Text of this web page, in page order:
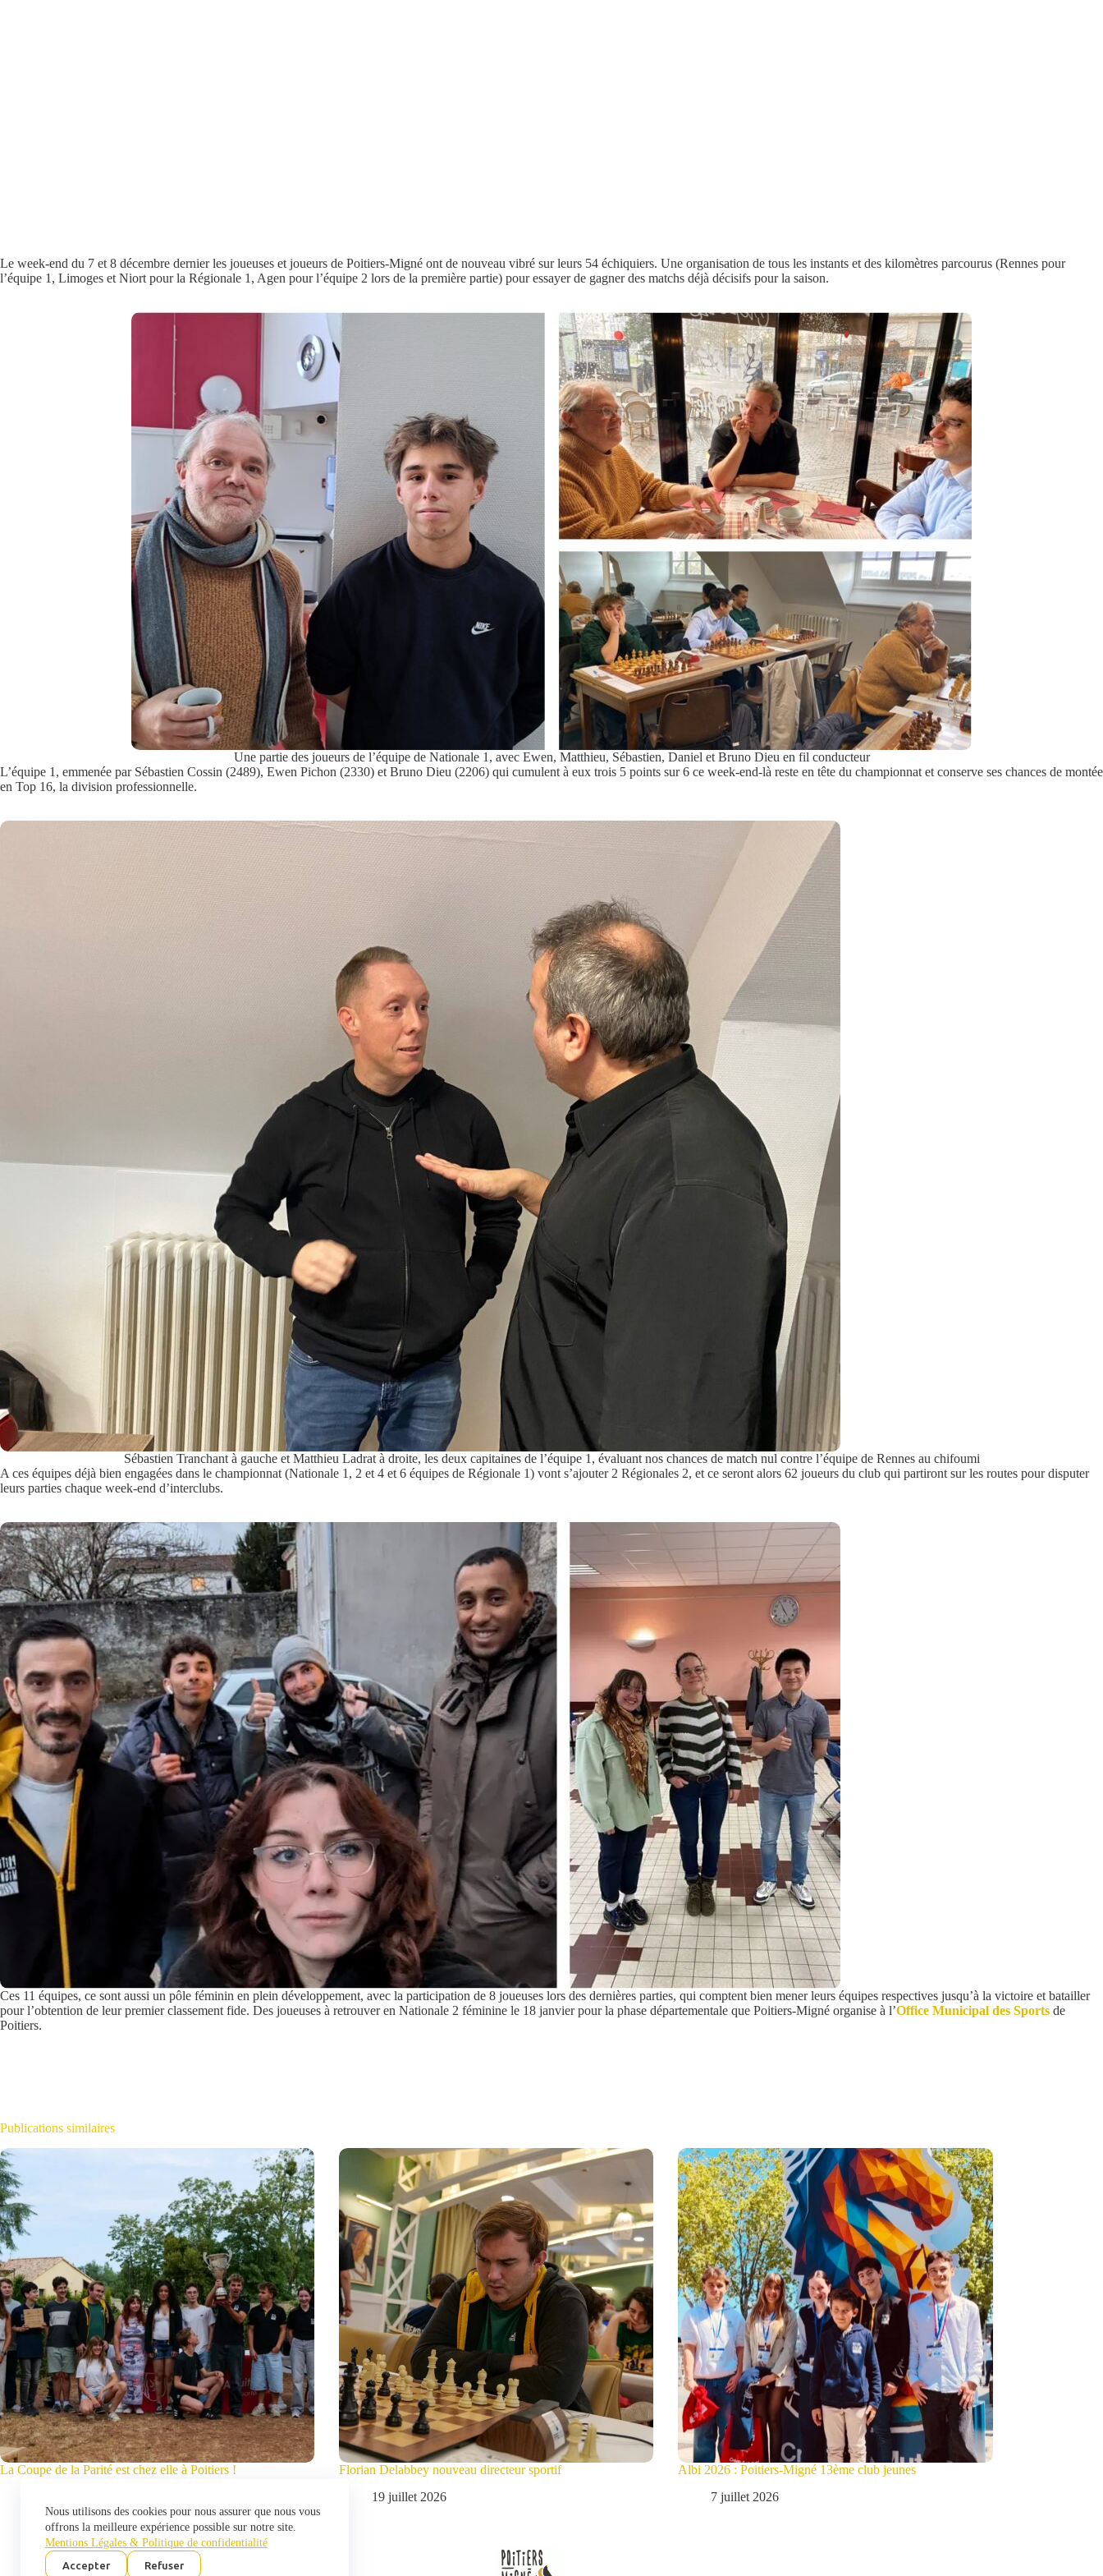
Nous utilisons des cookies pour nous assurer que nous vous
offrons la meilleure expérience possible sur notre site.
Mentions Légales & Politique de confidentialité
Accepter Refuser
Le week-end du 7 et 8 décembre dernier les joueuses et joueurs de Poitiers-Migné ont de nouveau vibré sur leurs 54 échiquiers. Une organisation de tous les instants et des kilomètres parcourus (Rennes pour
l’équipe 1, Limoges et Niort pour la Régionale 1, Agen pour l’équipe 2 lors de la première partie) pour essayer de gagner des matchs déjà décisifs pour la saison.
Une partie des joueurs de l’équipe de Nationale 1, avec Ewen, Matthieu, Sébastien, Daniel et Bruno Dieu en fil conducteur
L’équipe 1, emmenée par Sébastien Cossin (2489), Ewen Pichon (2330) et Bruno Dieu (2206) qui cumulent à eux trois 5 points sur 6 ce week-end-là reste en tête du championnat et conserve ses chances de montée
en Top 16, la division professionnelle.
Sébastien Tranchant à gauche et Matthieu Ladrat à droite, les deux capitaines de l’équipe 1, évaluant nos chances de match nul contre l’équipe de Rennes au chifoumi
A ces équipes déjà bien engagées dans le championnat (Nationale 1, 2 et 4 et 6 équipes de Régionale 1) vont s’ajouter 2 Régionales 2, et ce seront alors 62 joueurs du club qui partiront sur les routes pour disputer
leurs parties chaque week-end d’interclubs.
Ces 11 équipes, ce sont aussi un pôle féminin en plein développement, avec la participation de 8 joueuses lors des dernières parties, qui comptent bien mener leurs équipes respectives jusqu’à la victoire et batailler
pour l’obtention de leur premier classement fide. Des joueuses à retrouver en Nationale 2 féminine le 18 janvier pour la phase départementale que Poitiers-Migné organise à l’Office Municipal des Sports de
Poitiers.
Publications similaires
La Coupe de la Parité est chez elle à Poitiers !
Florian Delabbey nouveau directeur sportif
19 juillet 2026
Albi 2026 : Poitiers-Migné 13ème club jeunes
7 juillet 2026